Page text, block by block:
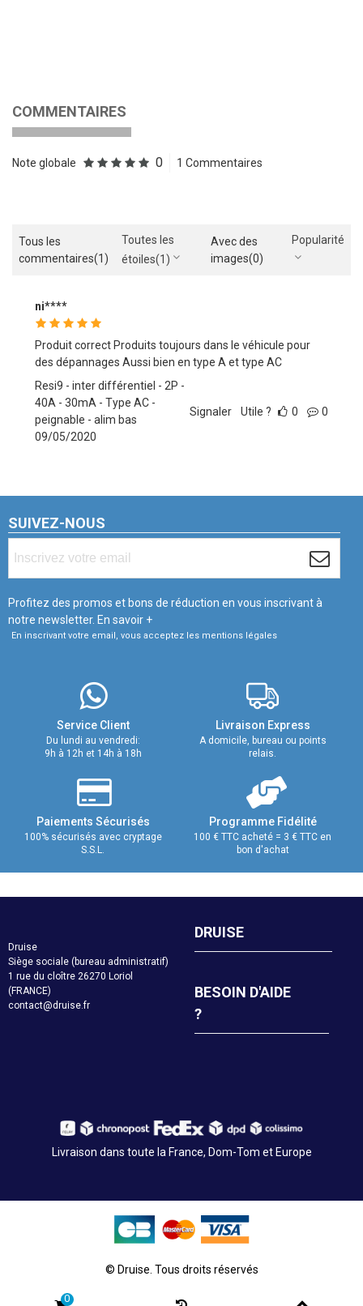
COMMENTAIRES
Note globale 0 1 Commentaires
Tous les
commentaires(1)
Toutes les
étoiles(1)
Avec des
images(0)
Popularité
ni****
Produit correct Produits toujours dans le véhicule pour
des dépannages Aussi bien en type A et type AC
Resi9 - inter différentiel - 2P -
40A - 30mA - Type AC -
peignable - alim bas
09/05/2020
Signaler Utile ? 0 0
SUIVEZ-NOUS
Profitez des promos et bons de réduction en vous inscrivant à
notre newsletter. En savoir +
En inscrivant votre email, vous acceptez les mentions légales
Service Client
Du lundi au vendredi:
9h à 12h et 14h à 18h
Livraison Express
A domicile, bureau ou points
relais.
Paiements Sécurisés
100% sécurisés avec cryptage
S.S.L.
Programme Fidélité
100 € TTC acheté = 3 € TTC en
bon d'achat
Druise
Siège sociale (bureau administratif)
1 rue du cloître 26270 Loriol
(FRANCE)
contact@druise.fr
DRUISE
BESOIN D'AIDE
?
Livraison dans toute la France, Dom-Tom et Europe
© Druise. Tous droits réservés
0